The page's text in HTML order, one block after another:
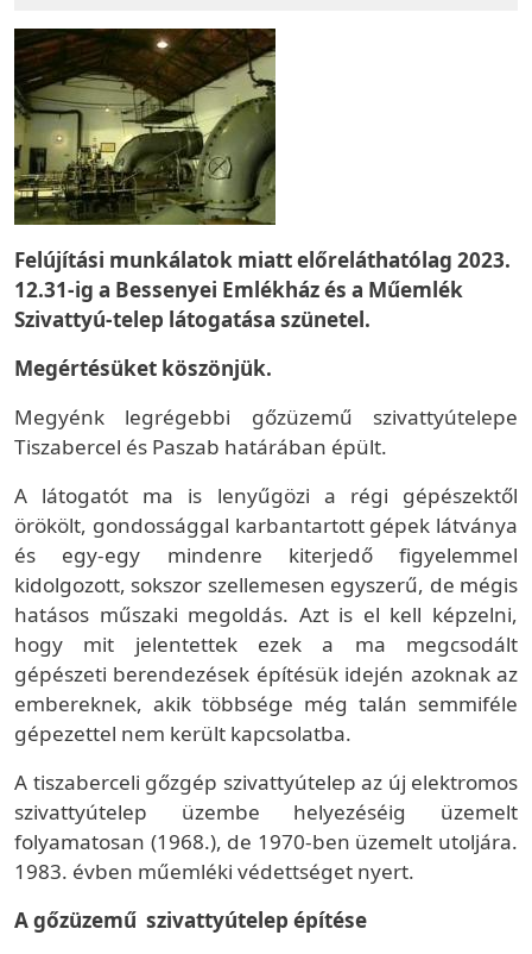
Felújítási munkálatok miatt előreláthatólag 2023.
12.31-ig a Bessenyei Emlékház és a Műemlék
Szivattyú-telep látogatása szünetel.
Megértésüket köszönjük.
Megyénk legrégebbi gőzüzemű szivattyútelepe
Tiszabercel és Paszab határában épült.
A látogatót ma is lenyűgözi a régi gépészektől
örökölt, gondossággal karbantartott gépek látványa
és egy-egy mindenre kiterjedő figyelemmel
kidolgozott, sokszor szellemesen egyszerű, de mégis
hatásos műszaki megoldás. Azt is el kell képzelni,
hogy mit jelentettek ezek a ma megcsodált
gépészeti berendezések építésük idején azoknak az
embereknek, akik többsége még talán semmiféle
gépezettel nem került kapcsolatba.
A tiszaberceli gőzgép szivattyútelep az új elektromos
szivattyútelep üzembe helyezéséig üzemelt
folyamatosan (1968.), de 1970-ben üzemelt utoljára.
1983. évben műemléki védettséget nyert.
A gőzüzemű szivattyútelep építése